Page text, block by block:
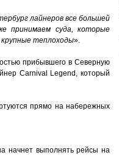
лайнеров все большей
принимаем суда, которые
теплоходы».
прибывшего в Северную
Carnival Legend, который
прямо на набережных
начнет выполнять рейсы на